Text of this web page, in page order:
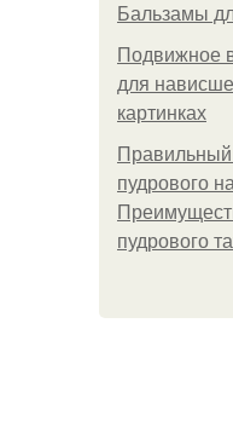
Бальзамы
Подвижное
для
картинках
Правильный
пудрового
пудрового